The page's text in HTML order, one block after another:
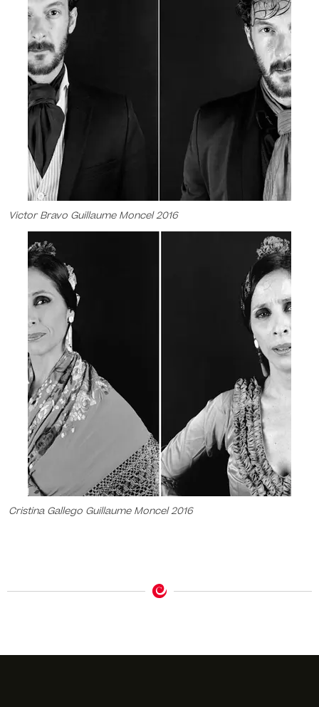
Victor Bravo Guillaume Moncel 2016
Cristina Gallego Guillaume Moncel 2016